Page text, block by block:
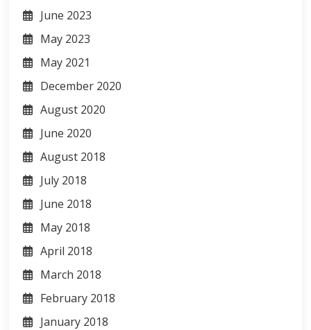
June 2023
May 2023
May 2021
December 2020
August 2020
June 2020
August 2018
July 2018
June 2018
May 2018
April 2018
March 2018
February 2018
January 2018